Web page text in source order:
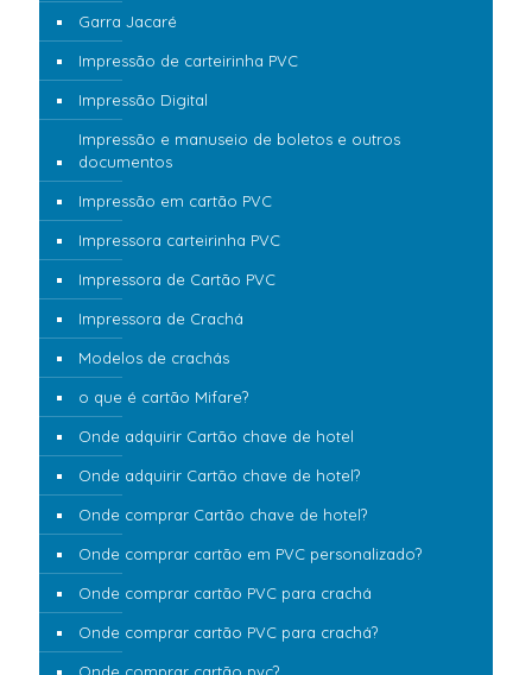
Garra Jacaré
Impressão de carteirinha PVC
Impressão Digital
Impressão e manuseio de boletos e outros
documentos
Impressão em cartão PVC
Impressora carteirinha PVC
Impressora de Cartão PVC
Impressora de Crachá
Modelos de crachás
o que é cartão Mifare?
Onde adquirir Cartão chave de hotel
Onde adquirir Cartão chave de hotel?
Onde comprar Cartão chave de hotel?
Onde comprar cartão em PVC personalizado?
Onde comprar cartão PVC para crachá
Onde comprar cartão PVC para crachá?